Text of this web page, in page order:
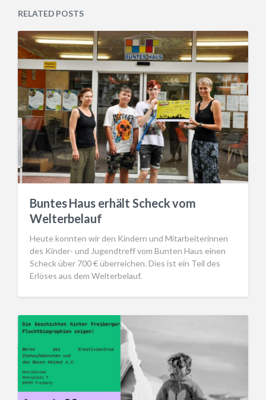
RELATED POSTS
Buntes Haus erhält Scheck vom
Welterbelauf
Heute konnten wir den Kindern und Mitarbeiterinnen
des Kinder- und Jugendtreff vom Bunten Haus einen
Scheck über 700 € überreichen. Dies ist ein Teil des
Erlöses aus dem Welterbelauf.